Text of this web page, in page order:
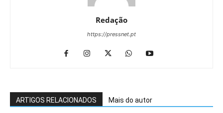
Redação
https://pressnet.pt
ARTIGOS RELACIONADOS Mais do autor